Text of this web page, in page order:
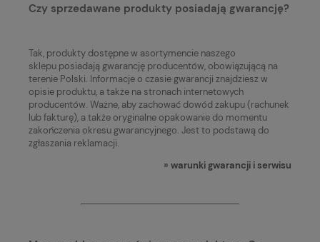
Czy sprzedawane produkty posiadają gwarancję?
Tak, produkty dostępne w asortymencie naszego
sklepu posiadają gwarancję producentów, obowiązującą na
terenie Polski. Informacje o czasie gwarancji znajdziesz w
opisie produktu, a także na stronach internetowych
producentów. Ważne, aby zachować dowód zakupu (rachunek
lub fakturę), a także oryginalne opakowanie do momentu
zakończenia okresu gwarancyjnego. Jest to podstawą do
zgłaszania reklamacji.
» warunki gwarancji i serwisu